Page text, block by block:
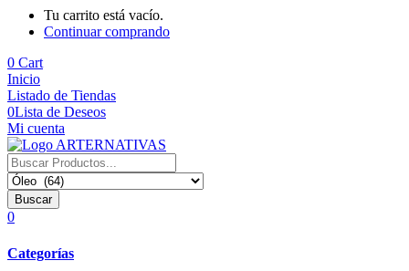
Tu carrito está vacío.
Continuar comprando
0 Cart
Inicio
Listado de Tiendas
0Lista de Deseos
Mi cuenta
Buscar
0
Categorías